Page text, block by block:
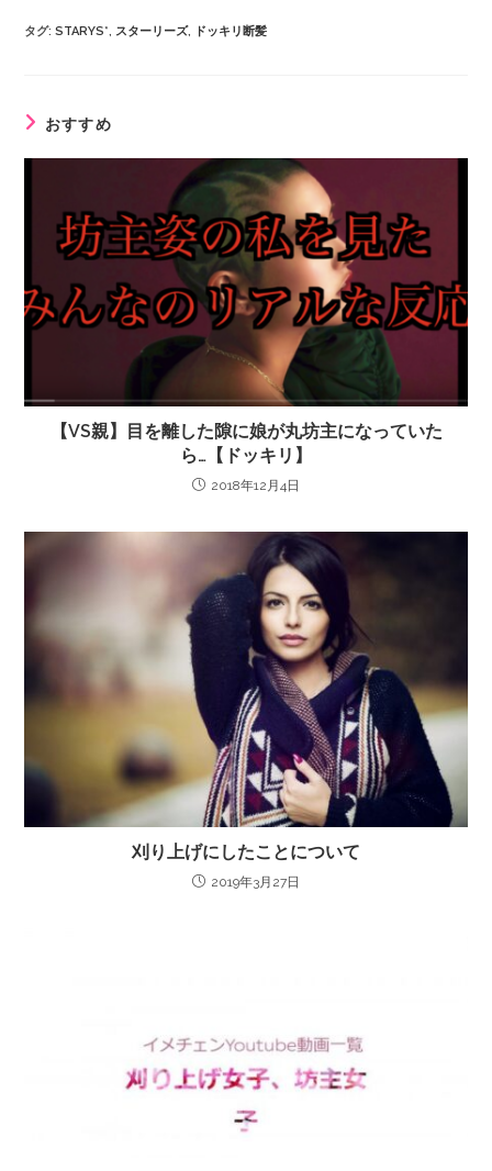
タグ:STARYS*, スターリーズ, ドッキリ断髪
おすすめ
【VS親】目を離した隙に娘が丸坊主になっていた
ら…【ドッキリ】
2018年12月4日
刈り上げにしたことについて
2019年3月27日